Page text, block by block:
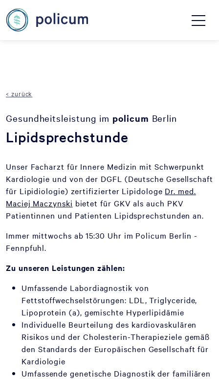
< zurück
Gesundheitsleistung im policum Berlin
Lipidsprechstunde
Unser Facharzt für Innere Medizin mit Schwerpunkt
Kardiologie und von der DGFL (Deutsche Gesellschaft
für Lipidiologie) zertifizierter Lipidologe Dr. med.
Maciej Maczynski bietet für GKV als auch PKV
Patientinnen und Patienten Lipidsprechstunden an.
Immer mittwochs ab 15:30 Uhr im Policum Berlin -
Fennpfuhl.
Zu unseren Leistungen zählen:
Umfassende Labordiagnostik von
Fettstoffwechselstörungen: LDL, Triglyceride,
Lipoprotein (a), gemischte Hyperlipidämie
Individuelle Beurteilung des kardiovaskulären
Risikos und der Cholesterin-Therapieziele gemäß
den Standards der Europäischen Gesellschaft für
Kardiologie
Umfassende genetische Diagnostik der familiären